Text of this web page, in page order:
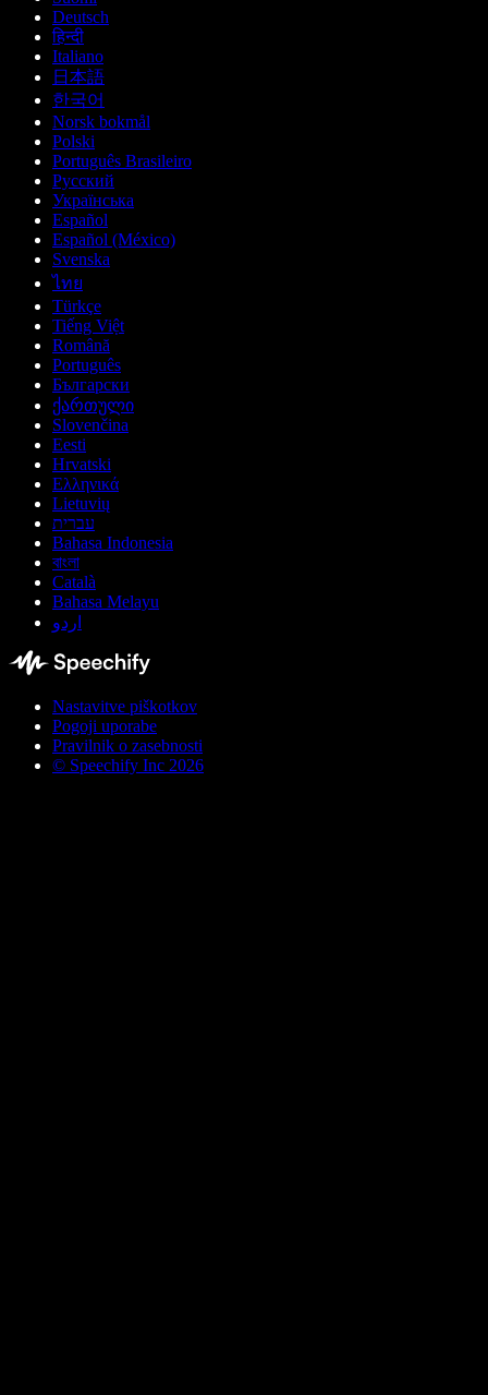
Deutsch
हिन्दी
Italiano
日本語
한국어
Norsk bokmål
Polski
Português Brasileiro
Русский
Українська
Español
Español (México)
Svenska
ไทย
Türkçe
Tiếng Việt
Română
Português
Български
ქართული
Slovenčina
Eesti
Hrvatski
Ελληνικά
Lietuvių
עברית
Bahasa Indonesia
বাংলা
Català
Bahasa Melayu
اردو
Nastavitve piškotkov
Pogoji uporabe
Pravilnik o zasebnosti
© Speechify Inc 2026